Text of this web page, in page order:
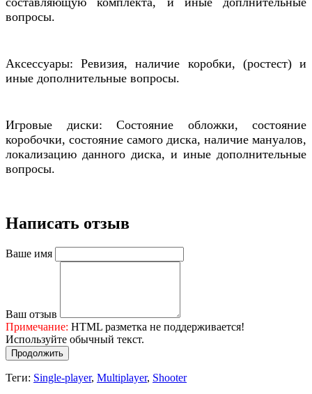
вопросы.
Аксессуары: Ревизия, наличие коробки, (ростест) и
иные дополнительные вопросы.
Игровые диски: Состояние обложки, состояние
коробочки, состояние самого диска, наличие мануалов,
локализацию данного диска, и иные дополнительные
вопросы.
Написать отзыв
Ваше имя
Ваш отзыв
Примечание: HTML разметка не поддерживается!
Используйте обычный текст.
Продолжить
Теги: Single-player, Multiplayer, Shooter